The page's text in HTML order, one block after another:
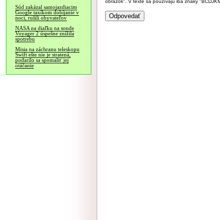
Súd zakázal samojazdiacim
Google taxíkom dobíjanie v
noci, rušili obyvateľov
NASA na diaľku na sonde
Voyager 2 úspešne znížila
spotrebu
Misia na záchranu teleskopu
Swift ešte nie je stratená,
podarilo sa spomaliť jej
otáčanie
obrázok". V texte sa používajú iba znaky